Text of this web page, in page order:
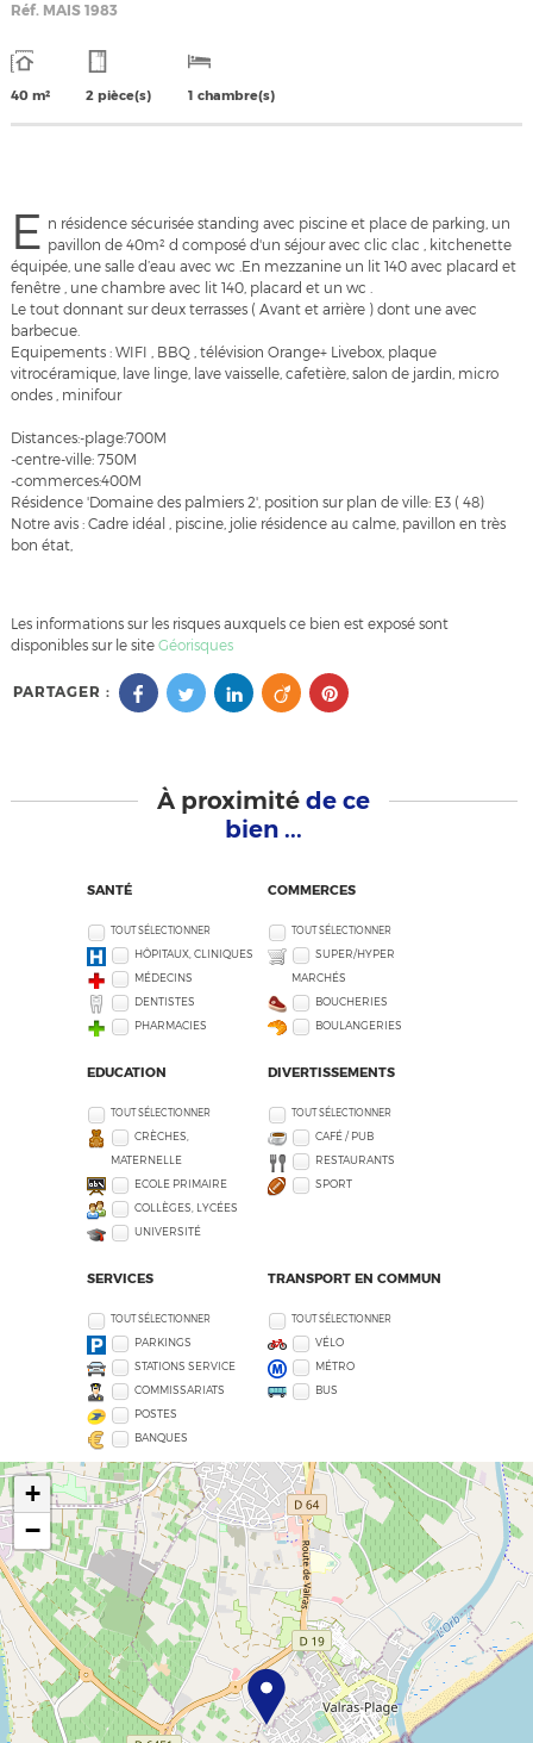
Réf. MAIS 1983
40 m² 2 pièce(s) 1 chambre(s)
E n résidence sécurisée standing avec piscine et place de parking, un
pavillon de 40m² d composé d'un séjour avec clic clac , kitchenette
équipée, une salle d’eau avec wc .En mezzanine un lit 140 avec placard et
fenêtre , une chambre avec lit 140, placard et un wc .
Le tout donnant sur deux terrasses ( Avant et arrière ) dont une avec
barbecue.
Equipements : WIFI , BBQ , télévision Orange+ Livebox, plaque
vitrocéramique, lave linge, lave vaisselle, cafetière, salon de jardin, micro
ondes , minifour
Distances:-plage:700M
-centre-ville: 750M
-commerces:400M
Résidence 'Domaine des palmiers 2', position sur plan de ville: E3 ( 48)
Notre avis : Cadre idéal , piscine, jolie résidence au calme, pavillon en très
bon état,
Les informations sur les risques auxquels ce bien est exposé sont
disponibles sur le site Géorisques
PARTAGER :
À proximitéde ce
bien ...
SANTÉ
TOUT SÉLECTIONNER
HÔPITAUX, CLINIQUES
MÉDECINS
DENTISTES
PHARMACIES
COMMERCES
TOUT SÉLECTIONNER
SUPER/HYPER
MARCHÉS
BOUCHERIES
BOULANGERIES
EDUCATION
TOUT SÉLECTIONNER
CRÈCHES,
MATERNELLE
ECOLE PRIMAIRE
COLLÈGES, LYCÉES
UNIVERSITÉ
DIVERTISSEMENTS
TOUT SÉLECTIONNER
CAFÉ / PUB
RESTAURANTS
SPORT
SERVICES
TOUT SÉLECTIONNER
PARKINGS
STATIONS SERVICE
COMMISSARIATS
POSTES
BANQUES
TRANSPORT EN COMMUN
TOUT SÉLECTIONNER
VÉLO
MÉTRO
BUS
+
−